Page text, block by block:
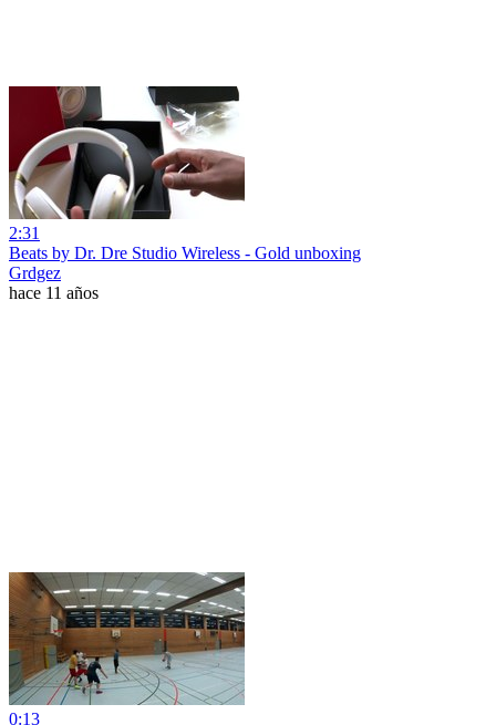
2:31
Beats by Dr. Dre Studio Wireless - Gold unboxing
Grdgez
hace 11 años
0:13